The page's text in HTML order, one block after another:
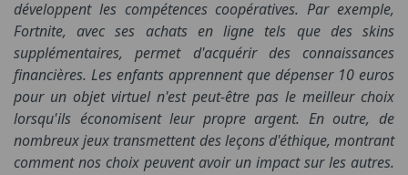
développent les compétences coopératives. Par exemple,
Fortnite, avec ses achats en ligne tels que des skins
supplémentaires, permet d'acquérir des connaissances
financières. Les enfants apprennent que dépenser 10 euros
pour un objet virtuel n'est peut-être pas le meilleur choix
lorsqu'ils économisent leur propre argent. En outre, de
nombreux jeux transmettent des leçons d'éthique, montrant
comment nos choix peuvent avoir un impact sur les autres.